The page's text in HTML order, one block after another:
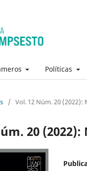
Políticas
/ Vol. 12 Núm. 20 (2022):
20